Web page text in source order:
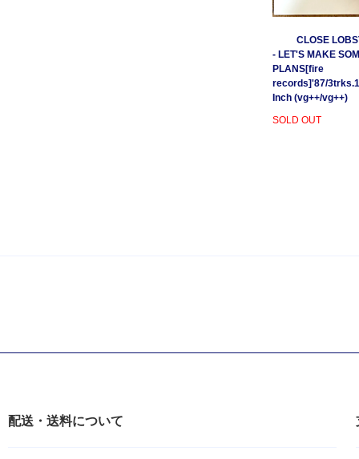
CLOSE
- LET'S MAKE
PLANS[fire
records]'87/
Inch (vg++/vg++)
SOLD OUT
配送・送料について